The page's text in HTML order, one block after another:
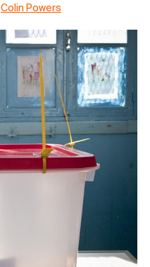
Colin Powers